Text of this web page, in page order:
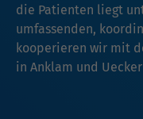
die Patienten liegt
umfassenden,
kooperieren wir mit
in Anklam und